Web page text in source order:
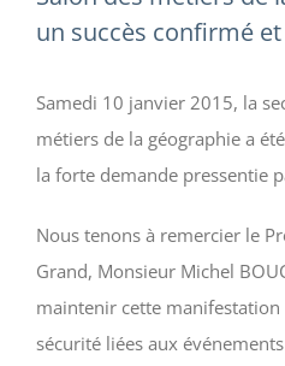
un succès confirmé
Samedi 10 janvier 2015, la
métiers de la géographie a
la forte demande pressentie
Nous tenons à remercier le
Grand, Monsieur Michel
maintenir cette
sécurité liées aux